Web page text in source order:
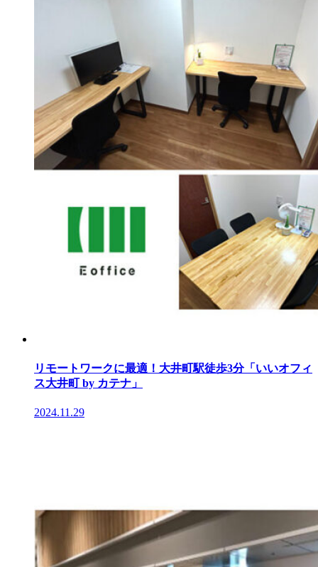
リモートワークに最適！大井町駅徒歩3分「いいオフィ
ス大井町 by カテナ」
2024.11.29